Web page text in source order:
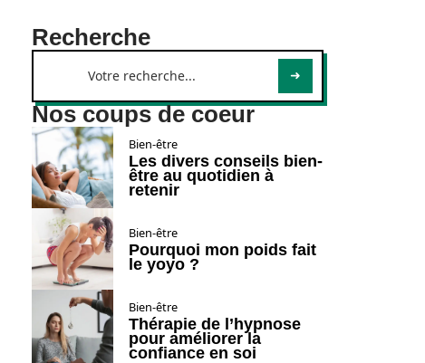
Recherche
Nos coups de coeur
Bien-être
Les divers conseils bien-
être au quotidien à
retenir
Bien-être
Pourquoi mon poids fait
le yoyo ?
Bien-être
Thérapie de l’hypnose
pour améliorer la
confiance en soi